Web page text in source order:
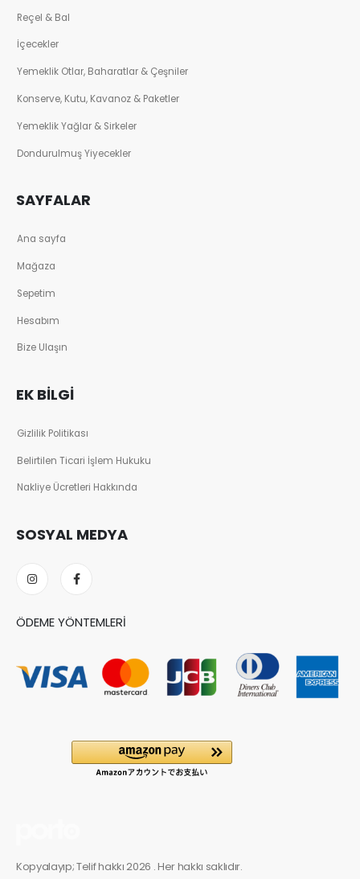
Reçel & Bal
İçecekler
Yemeklik Otlar, Baharatlar & Çeşniler
Konserve, Kutu, Kavanoz & Paketler
Yemeklik Yağlar & Sirkeler
Dondurulmuş Yiyecekler
SAYFALAR
Ana sayfa
Mağaza
Sepetim
Hesabım
Bize Ulaşın
EK BILGI
Gizlilik Politikası
Belirtilen Ticari İşlem Hukuku
Nakliye Ücretleri Hakkında
SOSYAL MEDYA
ÖDEME YÖNTEMLERI
Kopyalayıp; Telif hakkı 2026 . Her hakkı saklıdır.